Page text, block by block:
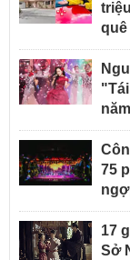
quê
75
17
Sở